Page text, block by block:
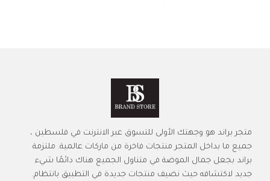
متجر براند هو وجهتك الأولى للتسوق عبر الانترنت في فلسطين ،
جميع ما بداخل المتجر منتجات فاخرة من ماركات عالمية. ملتزمة
براند بجعل جمال الموضة في متناول الجميع هناك دائمًا شيء
جديد لاكتشافه حيث نضيف منتجات جديدة في التطبيق بانتظام.